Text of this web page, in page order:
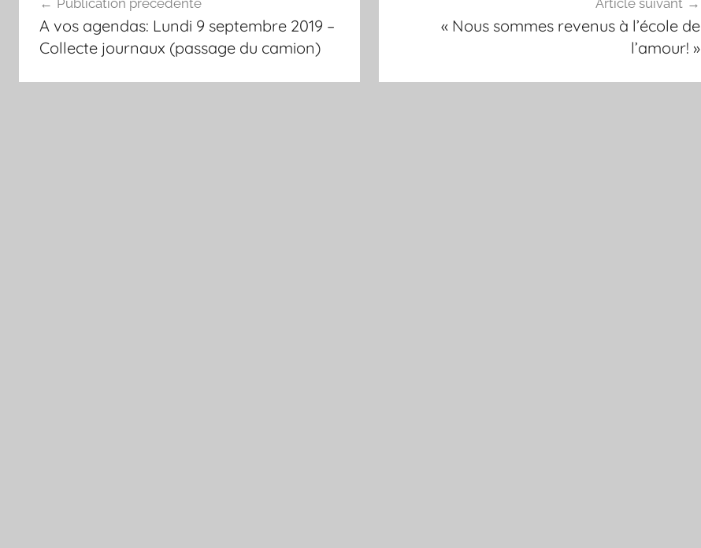
de
l’article
A vos agendas: Lundi 9 septembre 2019 –
Collecte journaux (passage du camion)
« Nous sommes revenus à l’école de
l’amour! »